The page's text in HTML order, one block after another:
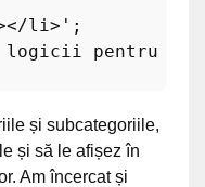
li>' ;
pentru
și subcategoriile,
și să le afișez în
Am încercat și